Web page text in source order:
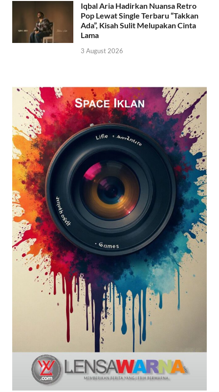
Iqbal Aria Hadirkan Nuansa Retro
Pop Lewat Single Terbaru “Takkan
Ada”, Kisah Sulit Melupakan Cinta
Lama
3 August 2026